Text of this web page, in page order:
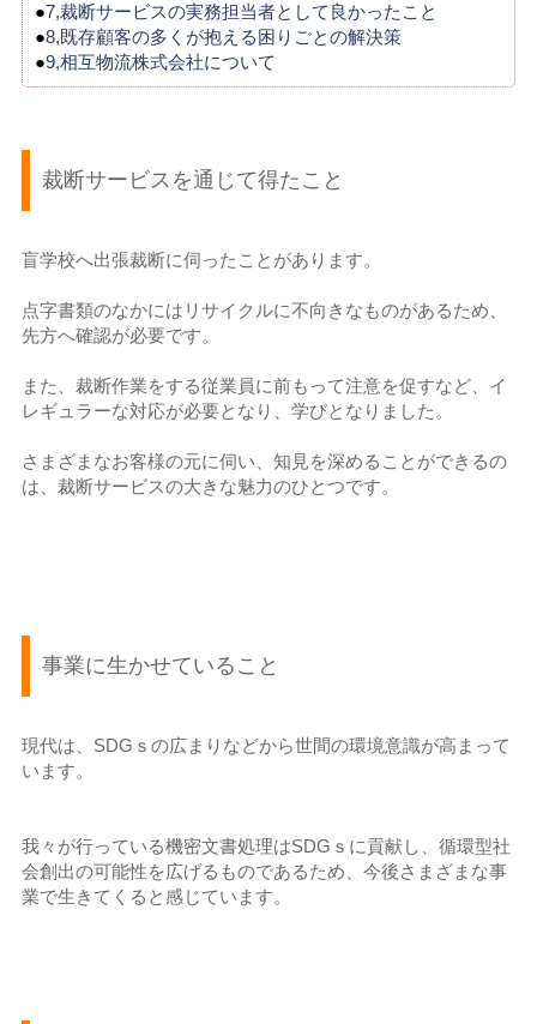
●7,裁断サービスの実務担当者として良かったこと
●8,既存顧客の多くが抱える困りごとの解決策
●9,相互物流株式会社について
裁断サービスを通じて得たこと
盲学校へ出張裁断に伺ったことがあります。
点字書類のなかにはリサイクルに不向きなものがあるため、
先方へ確認が必要です。
また、裁断作業をする従業員に前もって注意を促すなど、イ
レギュラーな対応が必要となり、学びとなりました。
さまざまなお客様の元に伺い、知見を深めることができるの
は、裁断サービスの大きな魅力のひとつです。
事業に生かせていること
現代は、SDGｓの広まりなどから世間の環境意識が高まって
います。
我々が行っている機密文書処理はSDGｓに貢献し、循環型社
会創出の可能性を広げるものであるため、今後さまざまな事
業で生きてくると感じています。